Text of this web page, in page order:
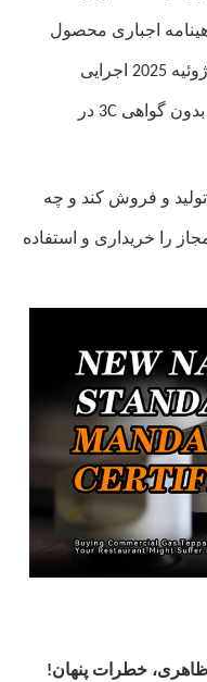
اجباری محصول
ملی (CCC/3C) قرار گرفته‌اند که از 1 ژوئیه 2025 اجرایی
می‌شود. استفاده از تجهیزات تپانیاکی بدون گواهی 3C در
تولید و فروش کند و چه
را خریداری و استفاده